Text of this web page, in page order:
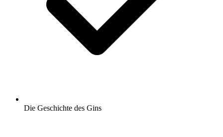
Die Geschichte des Gins